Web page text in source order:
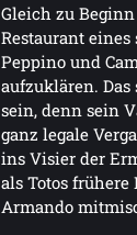
Gleich zu
Restaurant eines
Peppino und
aufzuklären.
sein, denn sein
ganz legale
ins Visier der
als Totos frühere
Armando